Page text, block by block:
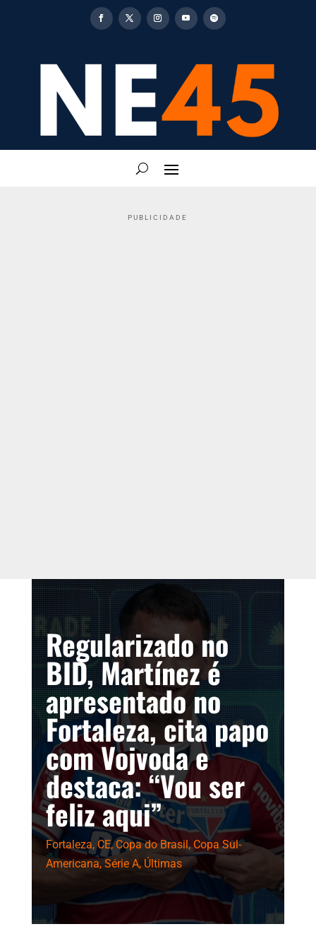
PUBLICIDADE
Regularizado no
BID, Martínez é
apresentado no
Fortaleza, cita papo
com Vojvoda e
destaca: “Vou ser
feliz aqui”
Fortaleza, CE,Copa do Brasil,Copa Sul-
Americana, Série A, Últimas